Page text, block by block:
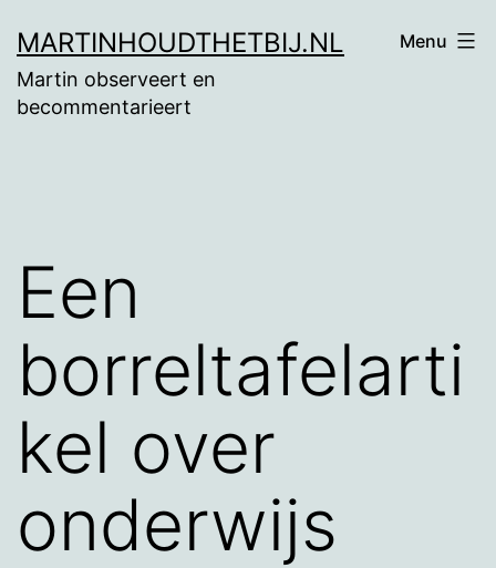
naar
de
MARTINHOUDTHETBIJ.NL
Martin observeert en
becommentarieert
Menu
Een
borreltafelarti
kel over
onderwijs